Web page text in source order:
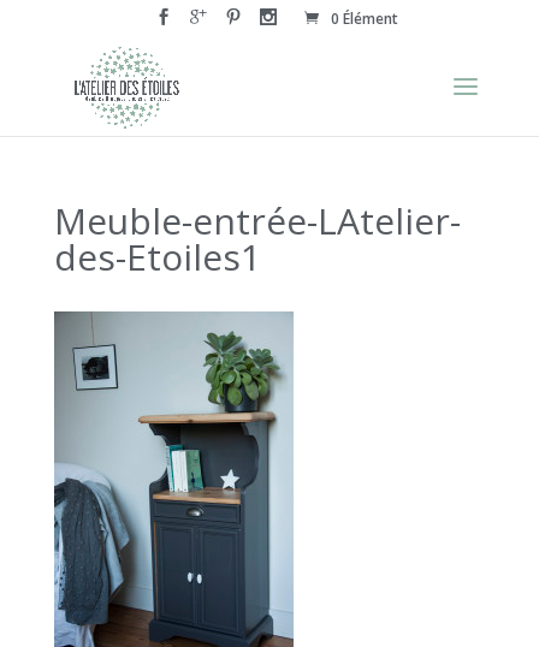
0 Élément
Meuble-entrée-LAtelier-
des-Etoiles1